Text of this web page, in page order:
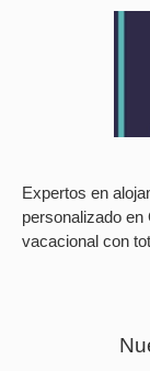
Expertos en
personalizado
vacacional con